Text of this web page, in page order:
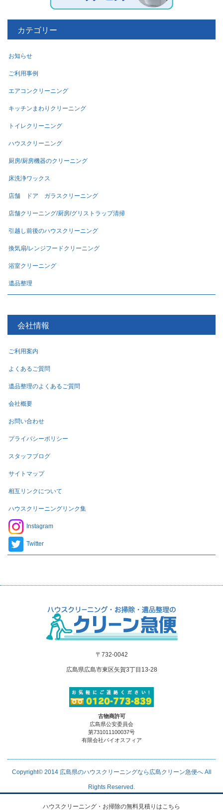
カテゴリー
お知らせ
ご利用事例
エアコンクリーニング
キッチンまわりクリーニング
トイレクリーニング
ハウスクリーニング
厨房/厨房機器のクリーニング
床洗浄ワックス
店舗 ドア ガラスクリーニング
店舗クリーニング/厨房/グリストラップ清掃
引越し前後のハウスクリーニング
換気扇/レンジフードクリーニング
浴室クリーニング
遺品整理
会社情報
ご利用案内
よくあるご質問
遺品整理のよくあるご質問
会社概要
お問い合わせ
プライバシーポリシー
スタッフブログ
サイトマップ
相互リンクについて
ハウスクリーニングリンク集
Instagram
Twitter
〒732-0042
広島県広島市東区矢賀3丁目13-28
古物商許可
広島県公安委員会
第731011100037号
有限会社バイオスフィア
Copyright© 2014 広島県のハウスクリーニングなら広島クリーン急便へAll
Rights Reserved.
ハウスクリーニング・お掃除の無料見積りはこちら